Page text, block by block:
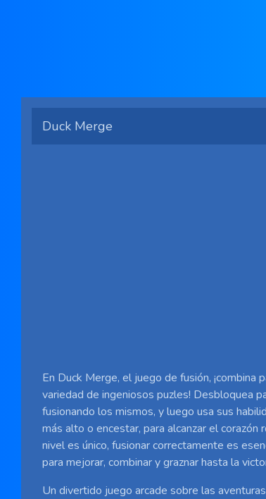
Duck Merge
En Duck Merge, el juego de fusión, ¡combina
variedad de ingeniosos puzles! Desbloquea
fusionando los mismos, y luego usa sus
más alto o encestar, para alcanzar el corazón
nivel es único, fusionar correctamente es
para mejorar, combinar y graznar hasta la
Un divertido juego arcade sobre las